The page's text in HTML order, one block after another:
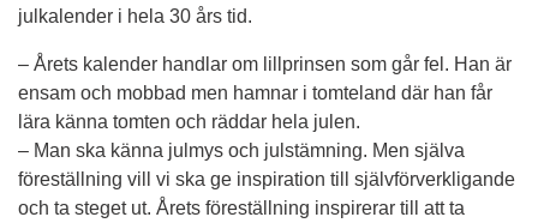
julkalender i hela 30 års tid.
– Årets kalender handlar om lillprinsen som går fel. Han är
ensam och mobbad men hamnar i tomteland där han får
lära känna tomten och räddar hela julen.
– Man ska känna julmys och julstämning. Men själva
föreställning vill vi ska ge inspiration till självförverkligande
och ta steget ut. Årets föreställning inspirerar till att ta